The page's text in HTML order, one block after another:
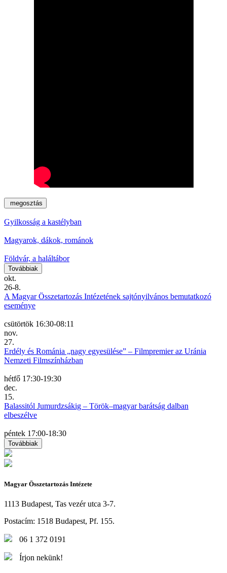
megosztás
Gyilkosság a kastélyban
Magyarok, dákok, románok
Földvár, a haláltábor
Továbbiak
okt.
26-8.
A Magyar Összetartozás Intézetének sajtónyilvános bemutatkozó
eseménye
csütörtök 16:30-08:11
nov.
27.
Erdély és Románia „nagy egyesülése” – Filmpremier az Uránia
Nemzeti Filmszínházban
hétfő 17:30-19:30
dec.
15.
Balassitól Jumurdzsákig – Török–magyar barátság dalban
elbeszélve
péntek 17:00-18:30
Továbbiak
Magyar Összetartozás Intézete
1113 Budapest, Tas vezér utca 3-7.
Postacím: 1518 Budapest, Pf. 155.
06 1 372 0191
Írjon nekünk!